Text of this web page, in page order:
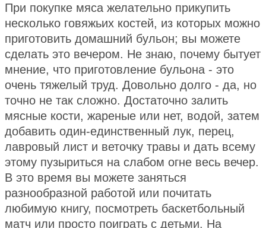
При покупке мяса желательно прикупить
несколько говяжьих костей, из которых можно
приготовить домашний бульон; вы можете
сделать это вечером. Не знаю, почему бытует
мнение, что приготовление бульона - это
очень тяжелый труд. Довольно долго - да, но
точно не так сложно. Достаточно залить
мясные кости, жареные или нет, водой, затем
добавить один-единственный лук, перец,
лавровый лист и веточку травы и дать всему
этому пузыриться на слабом огне весь вечер.
В это время вы можете заняться
разнообразной работой или почитать
любимую книгу, посмотреть баскетбольный
матч или просто поиграть с детьми. На